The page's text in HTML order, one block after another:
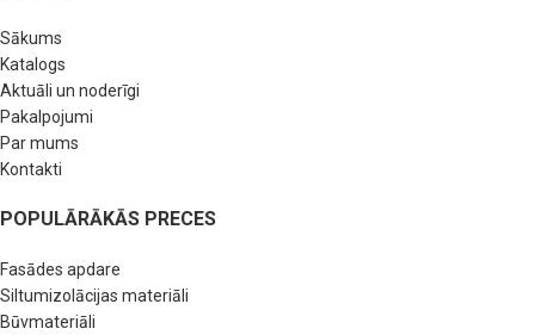
Sākums
Katalogs
Aktuāli un noderīgi
Pakalpojumi
Par mums
Kontakti
POPULĀRĀKĀS PRECES
Fasādes apdare
Siltumizolācijas materiāli
Būvmateriāli